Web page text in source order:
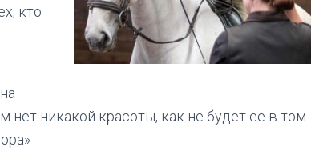
кто
нет никакой красоты, как не будет ее в том